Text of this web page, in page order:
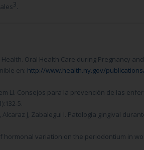
3.
Oral Health Care during Pregnancy
en: http://www.health.ny.gov/
LI. Consejos para la prevención de las
5.
Alcaraz J, Zabalegui I. Patología gingival
hormonal variation on the periodontium in